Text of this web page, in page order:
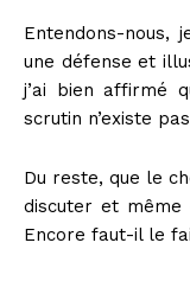
Entendons-nous,
une défense et
j’ai bien affirmé
scrutin n’existe
Du reste, que le
discuter et même
Encore faut-il le